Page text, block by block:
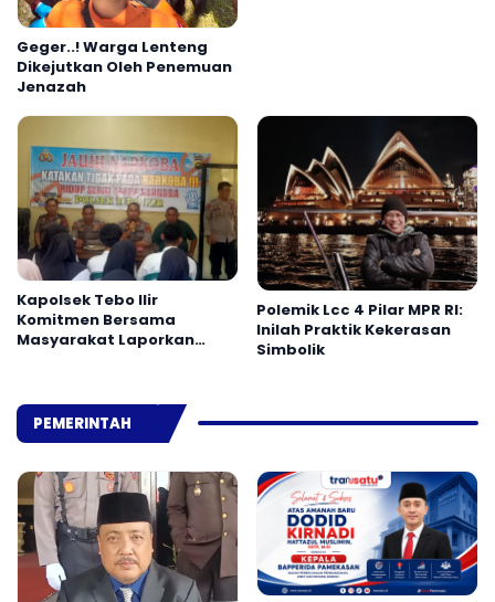
Geger..! Warga Lenteng
Dikejutkan Oleh Penemuan
Jenazah
Kapolsek Tebo Ilir
Komitmen Bersama
Masyarakat Laporkan
Polemik Lcc 4 Pilar MPR RI:
Inilah Praktik Kekerasan
Simbolik
PEMERINTAH